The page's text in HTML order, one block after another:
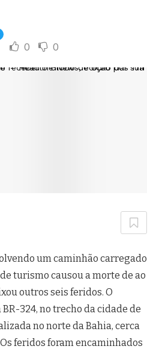
0 0
um caminhão carregado
turismo causou a morte de ao
outros seis feridos. O
324, no trecho da cidade de
no norte da Bahia, cerca
feridos foram encaminhados